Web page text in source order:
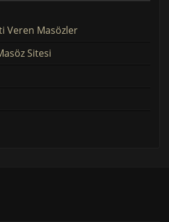
Veren Masözler
Sitesi